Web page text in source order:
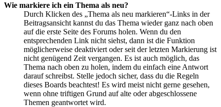
Wie markiere ich ein Thema als neu?
Durch Klicken des „Thema als neu markieren“-Links in der
Beitragsansicht kannst du das Thema wieder ganz nach oben
auf die erste Seite des Forums holen. Wenn du den
entsprechenden Link nicht siehst, dann ist die Funktion
möglicherweise deaktiviert oder seit der letzten Markierung ist
nicht genügend Zeit vergangen. Es ist auch möglich, das
Thema nach oben zu holen, indem du einfach eine Antwort
darauf schreibst. Stelle jedoch sicher, dass du die Regeln
dieses Boards beachtest! Es wird meist nicht gerne gesehen,
wenn ohne triftigen Grund auf alte oder abgeschlossene
Themen geantwortet wird.